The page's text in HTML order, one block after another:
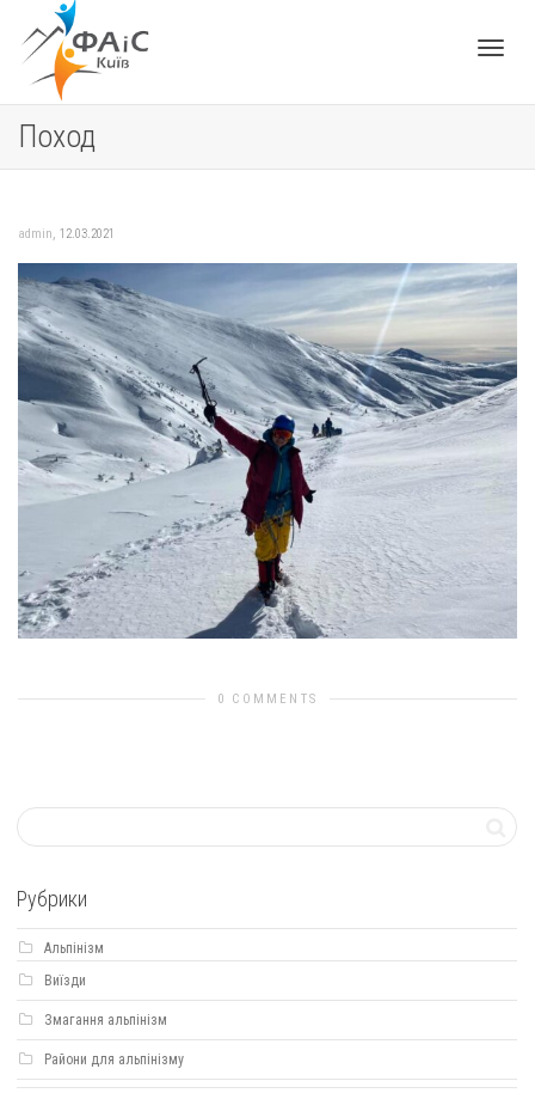
Поход
admin, 12.03.2021
0 COMMENTS
Рубрики
Альпінізм
Виїзди
Змагання альпінізм
Райони для альпінізму